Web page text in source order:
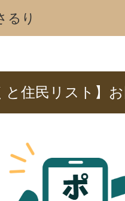
るり
と住民リスト】